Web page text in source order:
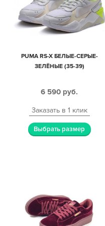
PUMA RS-X БЕЛЫЕ-СЕРЫЕ-
ЗЕЛЁНЫЕ (35-39)
6 590 руб.
Заказать в 1 клик
Выбрать размер